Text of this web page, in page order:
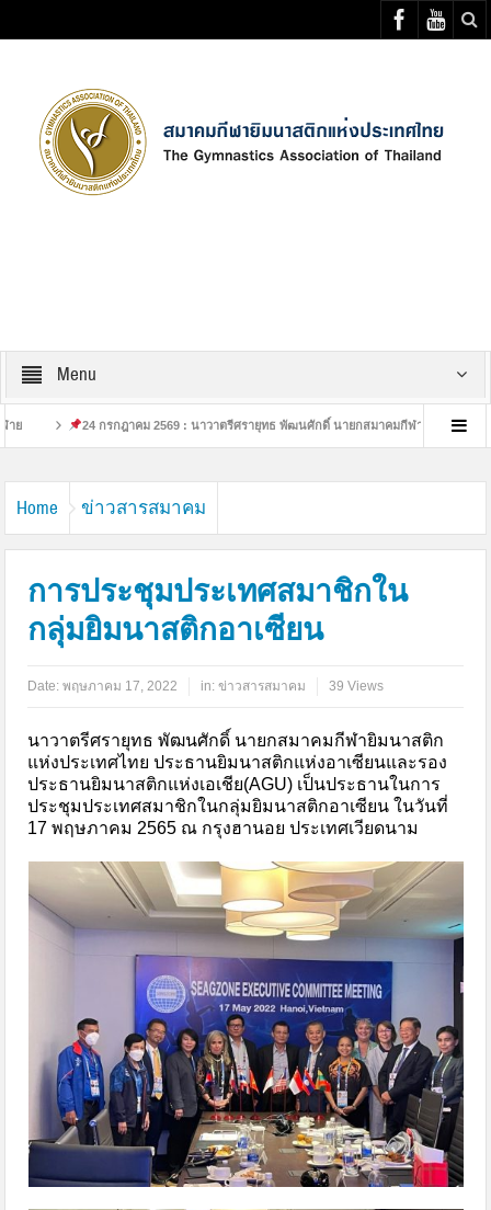
Menu
24 กรกฎาคม 2569 : นาวาตรีศรายุทธ พัฒนศักดิ์ นายกสมาคมกีฬาย เสร็จสิ้นกา
Home ข่าวสารสมาคม
การประชุมประเทศสมาชิกใน
กลุ่มยิมนาสติกอาเซียน
Date:พฤษภาคม 17, 2022 in:ข่าวสารสมาคม 39 Views
นาวาตรีศรายุทธ พัฒนศักดิ์ นายกสมาคมกีฬายิมนาสติก
แห่งประเทศไทย ประธานยิมนาสติกแห่งอาเซียนและรอง
ประธานยิมนาสติกแห่งเอเชีย(AGU) เป็นประธานในการ
ประชุมประเทศสมาชิกในกลุ่มยิมนาสติกอาเซียน ในวันที่
17 พฤษภาคม 2565 ณ กรุงฮานอย ประเทศเวียดนาม